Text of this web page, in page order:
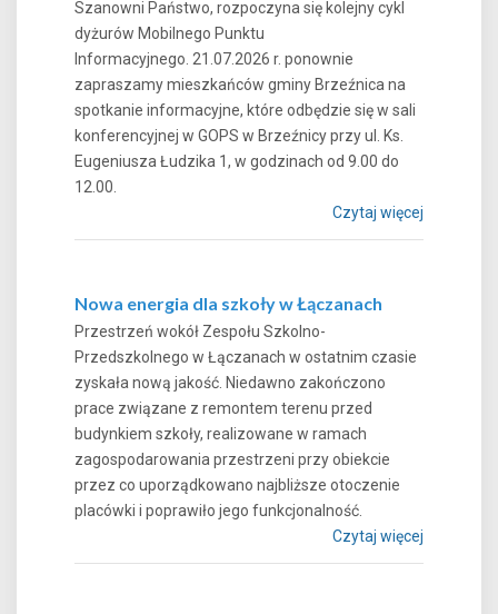
Szanowni Państwo, rozpoczyna się kolejny cykl
dyżurów Mobilnego Punktu
Informacyjnego. 21.07.2026 r. ponownie
zapraszamy mieszkańców gminy Brzeźnica na
spotkanie informacyjne, które odbędzie się w sali
konferencyjnej w GOPS w Brzeźnicy przy ul. Ks.
Eugeniusza Łudzika 1, w godzinach od 9.00 do
12.00.
Czytaj więcej
Nowa energia dla szkoły w Łączanach
Przestrzeń wokół Zespołu Szkolno-
Przedszkolnego w Łączanach w ostatnim czasie
zyskała nową jakość. Niedawno zakończono
prace związane z remontem terenu przed
budynkiem szkoły, realizowane w ramach
zagospodarowania przestrzeni przy obiekcie
przez co uporządkowano najbliższe otoczenie
placówki i poprawiło jego funkcjonalność.
Czytaj więcej